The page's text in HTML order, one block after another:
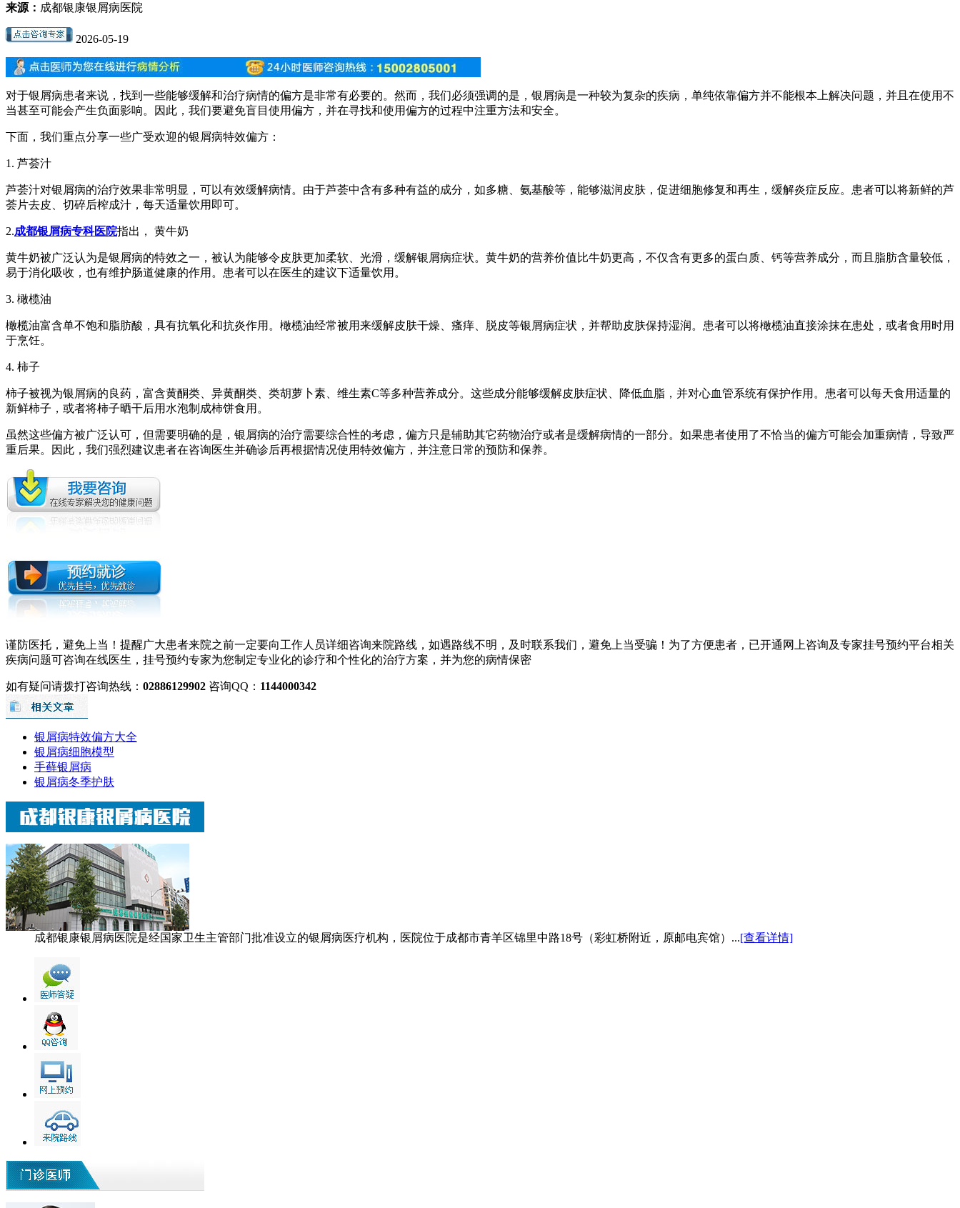
来源： 成都银康银屑病医院
2026-05-19
对于银屑病患者来说，找到一些能够缓解和治疗病情的偏方是非常有必要的。然而，我们必须强调的是，银屑病是一种较为复杂的疾病，单纯依靠偏方并不能根本上解决问题，并且在使用不
当甚至可能会产生负面影响。因此，我们要避免盲目使用偏方，并在寻找和使用偏方的过程中注重方法和安全。
下面，我们重点分享一些广受欢迎的银屑病特效偏方：
1. 芦荟汁
芦荟汁对银屑病的治疗效果非常明显，可以有效缓解病情。由于芦荟中含有多种有益的成分，如多糖、氨基酸等，能够滋润皮肤，促进细胞修复和再生，缓解炎症反应。患者可以将新鲜的芦
荟片去皮、切碎后榨成汁，每天适量饮用即可。
2.成都银屑病专科医院指出， 黄牛奶
黄牛奶被广泛认为是银屑病的特效之一，被认为能够令皮肤更加柔软、光滑，缓解银屑病症状。黄牛奶的营养价值比牛奶更高，不仅含有更多的蛋白质、钙等营养成分，而且脂肪含量较低，
易于消化吸收，也有维护肠道健康的作用。患者可以在医生的建议下适量饮用。
3. 橄榄油
橄榄油富含单不饱和脂肪酸，具有抗氧化和抗炎作用。橄榄油经常被用来缓解皮肤干燥、瘙痒、脱皮等银屑病症状，并帮助皮肤保持湿润。患者可以将橄榄油直接涂抹在患处，或者食用时用
于烹饪。
4. 柿子
柿子被视为银屑病的良药，富含黄酮类、异黄酮类、类胡萝卜素、维生素C等多种营养成分。这些成分能够缓解皮肤症状、降低血脂，并对心血管系统有保护作用。患者可以每天食用适量的
新鲜柿子，或者将柿子晒干后用水泡制成柿饼食用。
虽然这些偏方被广泛认可，但需要明确的是，银屑病的治疗需要综合性的考虑，偏方只是辅助其它药物治疗或者是缓解病情的一部分。如果患者使用了不恰当的偏方可能会加重病情，导致严
重后果。因此，我们强烈建议患者在咨询医生并确诊后再根据情况使用特效偏方，并注意日常的预防和保养。
谨防医托，避免上当！提醒广大患者来院之前一定要向工作人员详细咨询来院路线，如遇路线不明，及时联系我们，避免上当受骗！为了方便患者，已开通网上咨询及专家挂号预约平台相关
疾病问题可咨询在线医生，挂号预约专家为您制定专业化的诊疗和个性化的治疗方案，并为您的病情保密
如有疑问请拨打咨询热线： 02886129902 咨询QQ： 1144000342
银屑病特效偏方大全
银屑病细胞模型
手藓银屑病
银屑病冬季护肤
成都银康银屑病医院是经国家卫生主管部门批准设立的银屑病医疗机构，医院位于成都市青羊区锦里中路18号（彩虹桥附近，原邮电宾馆）...[查看详情]